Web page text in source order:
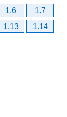
1.6
1.7
1.13
1.14